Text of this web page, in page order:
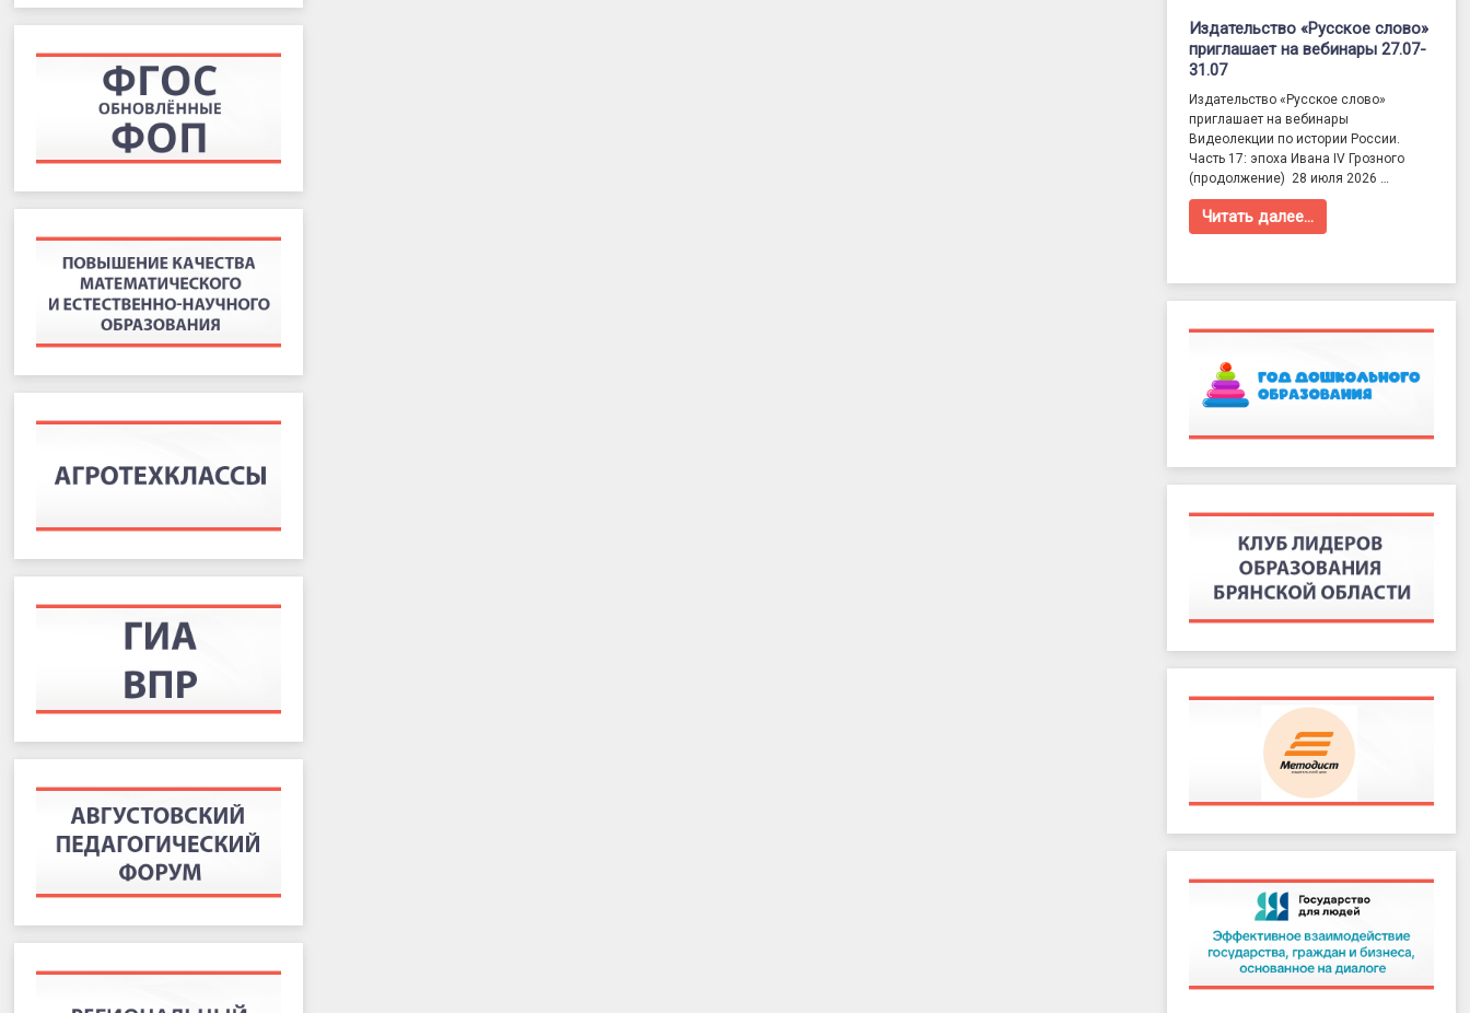
Издательство «Русское слово»
приглашает на вебинары 27.07-
31.07
Издательство «Русское слово»
приглашает на вебинары
Видеолекции по истории России.
Часть 17: эпоха Ивана IV Грозного
(продолжение) 28 июля 2026 …
Читать далее…